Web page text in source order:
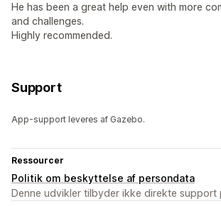
He has been a great help even with more
and challenges.
Highly recommended.
Support
App-support leveres af Gazebo.
Ressourcer
Politik om beskyttelse af persondata
Denne udvikler tilbyder ikke direkte support